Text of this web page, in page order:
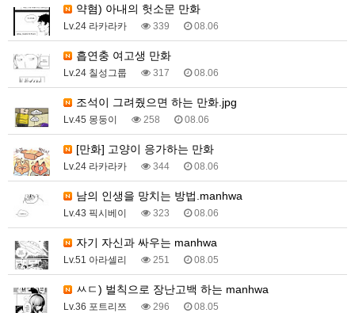
약혐) 아내의 헛소문 만화
Lv.24 라카라카 339 08.06
흡연충 여고생 만화
Lv.24 칠성그룹 317 08.06
조석이 그려줬으면 하는 만화.jpg
Lv.45 몽둥이 258 08.06
[만화] 고양이 응가하는 만화
Lv.24 라카라카 344 08.06
남의 인생을 망치는 방법.manhwa
Lv.43 픽시베이 323 08.06
자기 자신과 싸우는 manhwa
Lv.51 아라셀리 251 08.05
ㅆㄷ) 벌칙으로 장난고백 하는 manhwa
Lv.36 포트리쯔 296 08.05